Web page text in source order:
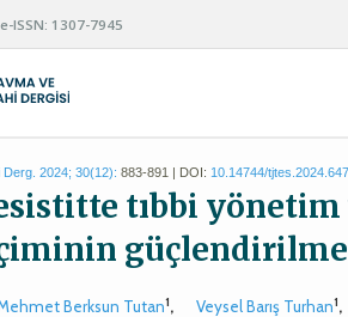
ISSN: 1307-7945
2024; 30(12): 883-891 | DOI: 10.14744/
tıbbi yönetim
Berksun Tutan1, Veysel Barış Turhan1,